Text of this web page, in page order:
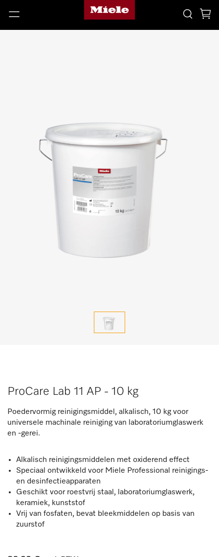
ProCare Lab 11 AP - 10 kg
Poedervormig reinigingsmiddel, alkalisch, 10 kg voor
universele machinale reiniging van laboratoriumglaswerk
en -gerei.
Alkalisch reinigingsmiddelen met oxiderend effect
Speciaal ontwikkeld voor Miele Professional reinigings-
en desinfectieapparaten
Geschikt voor roestvrij staal, laboratoriumglaswerk,
keramiek, kunststof
Vrij van fosfaten, bevat bleekmiddelen op basis van
zuurstof